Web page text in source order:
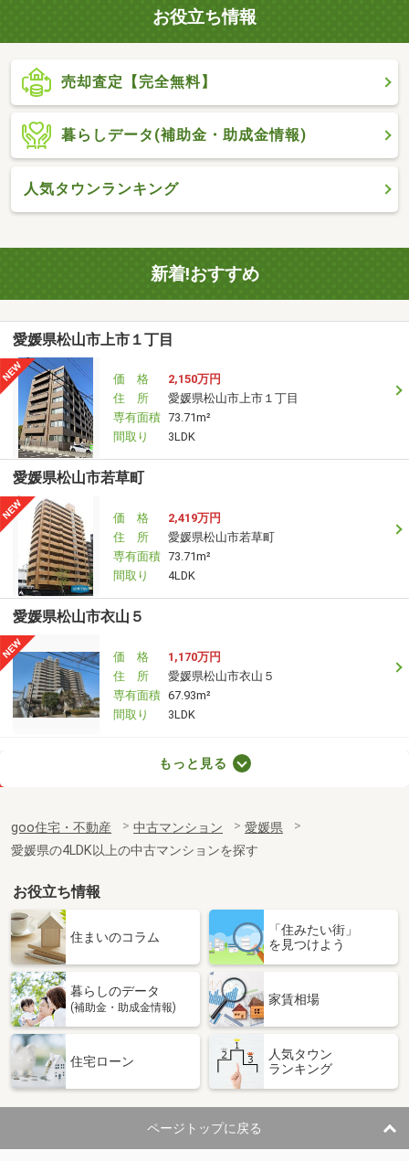
お役立ち情報
売却査定【完全無料】
暮らしデータ(補助金・助成金情報)
人気タウンランキング
新着!おすすめ
愛媛県松山市上市１丁目
価 格
2,150万円
住 所
愛媛県松山市上市１丁目
専有面積 73.71m²
間取り
3LDK
愛媛県松山市若草町
価 格
2,419万円
住 所
愛媛県松山市若草町
専有面積 73.71m²
間取り
4LDK
愛媛県松山市衣山５
価 格
1,170万円
住 所
愛媛県松山市衣山５
専有面積 67.93m²
間取り
3LDK
専有面積 73.71m²
間取り
4LDK
愛媛県松山市岩崎町１
価 格
2,890万円
愛媛県松山市岩崎町１
専有面積 74.92m²
間取り
愛媛県松山市岩崎町１
1,750万円
住 所
愛媛県松山市岩崎町１
専有面積 70.81m²
間取り
3LDK
もっと見る
goo住宅・不動産 中古マンション
愛媛県
愛媛県の4LDK以上の中古マンションを探す
お役立ち情報
住まいのコラム
「住みたい街」
を見つけよう
暮らしのデータ
(補助金・助成金情報)
家賃相場
住宅ローン
人気タウン
ランキング
ページトップに戻る